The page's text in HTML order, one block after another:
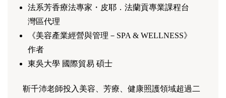
法系芳香療法專家・皮耶．法蘭貢專業課程台
灣區代理
《美容產業經營與管理－SPA & WELLNESS》
作者
東吳大學 國際貿易 碩士
靳千沛老師投入美容、芳療、健康照護領域超過二